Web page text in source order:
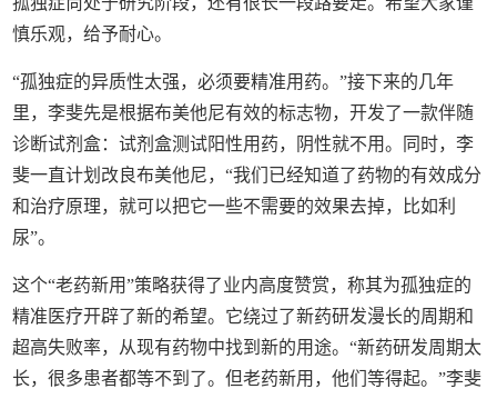
慎乐观，给予耐心。
“孤独症的异质性太强，必须要精准用药。”接下来的几年
里，李斐先是根据布美他尼有效的标志物，开发了一款伴随
诊断试剂盒：试剂盒测试阳性用药，阴性就不用。同时，李
斐一直计划改良布美他尼，“我们已经知道了药物的有效成分
和治疗原理，就可以把它一些不需要的效果去掉，比如利
尿”。
这个“老药新用”策略获得了业内高度赞赏，称其为孤独症的
精准医疗开辟了新的希望。它绕过了新药研发漫长的周期和
超高失败率，从现有药物中找到新的用途。“新药研发周期太
长，很多患者都等不到了。但老药新用，他们等得起。”李斐